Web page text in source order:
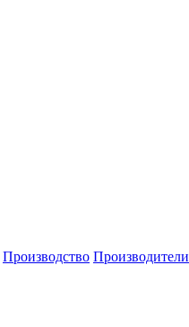
Производство Производители